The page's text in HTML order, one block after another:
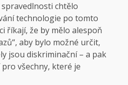
chtělo
technologie po tomto
říkají, že by mělo alespoň
aby bylo možné určit,
jsou diskriminační – a pak
všechny, které je